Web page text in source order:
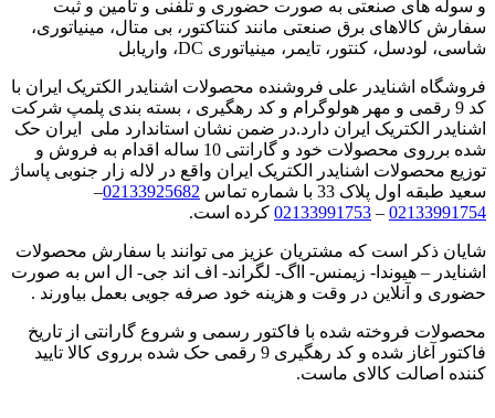
و سوله های صنعتی به صورت حضوری و تلفنی و تامین و ثبت
سفارش کالاهای برق صنعتی مانند کنتاکتور، بی متال، مینیاتوری،
شاسی، لودسل، کنتور، تایمر، مینیاتوری DC، واریابل
فروشگاه اشنایدر علی فروشنده محصولات اشنایدر الکتریک ایران با
کد 9 رقمی و مهر هولوگرام و کد رهگیری ، بسته بندی پلمپ شرکت
اشنایدر الکتریک ایران دارد.در ضمن نشان استاندارد ملی ایران حک
شده برروی محصولات خود و گارانتی 10 ساله اقدام به فروش و
توزیع محصولات اشنایدر الکتریک ایران واقع در لاله زار جنوبی پاساژ
سعید طبقه اول پلاک 33 با شماره تماس
02133925682
–
02133991754
–
02133991753 کرده است.
شایان ذکر است که مشتریان عزیز می توانند با سفارش محصولات
اشنایدر – هیوندا- زیمنس- ااگ- لگراند- اف اند جی- ال اس به صورت
حضوری و آنلاین در وقت و هزینه خود صرفه جویی بعمل بیاورند .
محصولات فروخته شده با فاکتور رسمی و شروع گارانتی از تاریخ
فاکتور آغاز شده و کد رهگیری 9 رقمی حک شده برروی کالا تایید
کننده اصالت کالای ماست.